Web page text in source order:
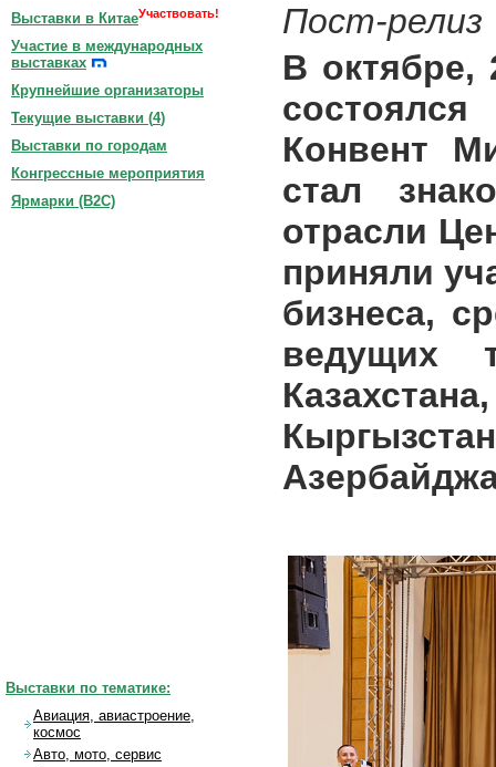
Пост-релиз
В октябре,
Конвент
стал
отрасли
приняли
бизнеса,
ведущих
Выставки в КитаеУчаствовать!
Участие в международных
выставках
Крупнейшие организаторы
Текущие выставки (4)
Выставки по городам
Конгрессные мероприятия
Ярмарки (B2C)
Выставки по тематике:
Авиация, авиастроение,
космос
Авто, мото, сервис